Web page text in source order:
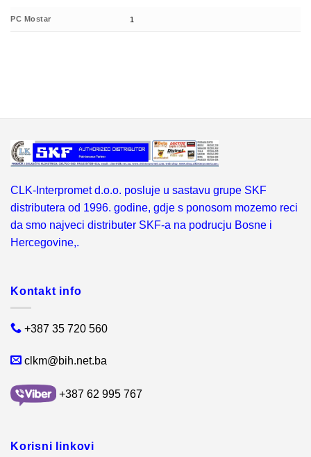
PC Mostar 1
CLK-Interpromet d.o.o. posluje u sastavu grupe SKF
distributera od 1996. godine, gdje s ponosom mozemo reci
da smo najveci distributer SKF-a na podrucju Bosne i
Hercegovine,.
Kontakt info
+387 35 720 560
clkm@bih.net.ba
+387 62 995 767
Korisni linkovi